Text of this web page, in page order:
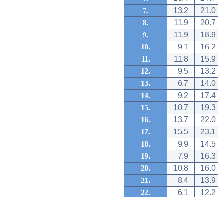
7.
13.2
21.0
8.
11.9
20.7
9.
11.9
18.9
10.
9.1
16.2
11.
11.8
15.9
12.
9.5
13.2
13.
6.7
14.0
14.
9.2
17.4
15.
10.7
19.3
16.
13.7
22.0
17.
15.5
23.1
18.
9.9
14.5
19.
7.9
16.3
20.
10.8
16.0
21.
8.4
13.9
22.
6.1
12.2